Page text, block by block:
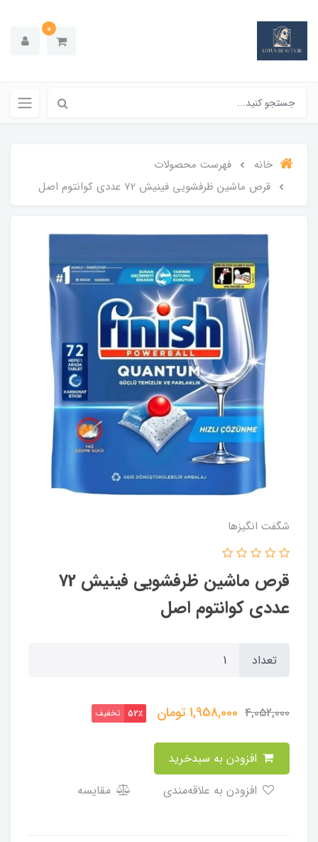
0
خانه
فهرست محصولات
قرص ماشین ظرفشویی فینیش 72 عددی کوانتوم اصل
شگفت انگيزها
قرص ماشین ظرفشویی فینیش 72
عددی کوانتوم اصل
تعداد
4,052,000
1,958,000تومان 52٪ تخفیف
مقایسه